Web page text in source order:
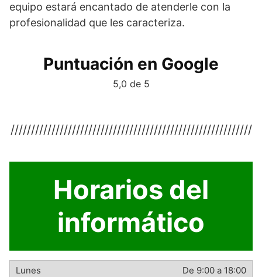
equipo estará encantado de atenderle con la
profesionalidad que les caracteriza.
Puntuación en Google
5,0 de 5
///////////////////////////////////////////////////////////
Horarios del
informático
De 9:00 a 18:00